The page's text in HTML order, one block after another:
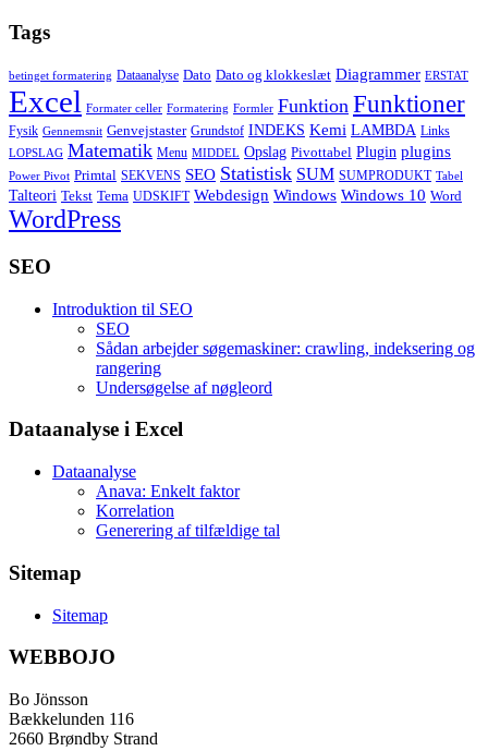
Tags
betinget formatering Dataanalyse Dato Dato og klokkeslæt Diagrammer ERSTAT
Excel Formater celler Formatering Formler Funktion Funktioner
Fysik Gennemsnit Genvejstaster Grundstof INDEKS Kemi LAMBDA Links
LOPSLAG Matematik Menu MIDDEL Opslag Pivottabel Plugin plugins
Power Pivot Primtal SEKVENS SEO Statistisk SUM SUMPRODUKT Tabel
Talteori Tekst Tema UDSKIFT Webdesign Windows Windows 10 Word
WordPress
SEO
Introduktion til SEO
SEO
Sådan arbejder søgemaskiner: crawling, indeksering og
rangering
Undersøgelse af nøgleord
Dataanalyse i Excel
Dataanalyse
Anava: Enkelt faktor
Korrelation
Generering af tilfældige tal
Sitemap
Sitemap
WEBBOJO
Bo Jönsson
Bækkelunden 116
2660 Brøndby Strand